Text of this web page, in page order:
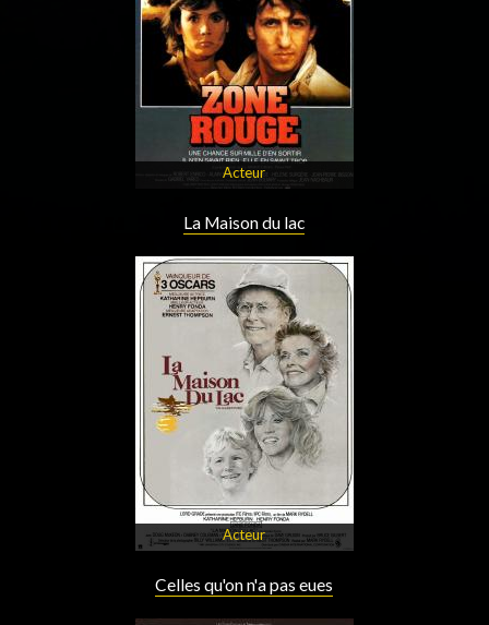
Acteur
La Maison du lac
Acteur
Celles qu'on n'a pas eues